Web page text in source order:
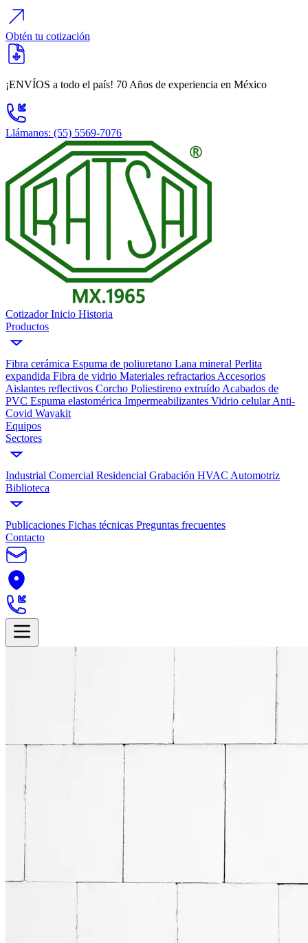
Obtén tu cotización
¡ENVÍOS a todo el país! 70 Años de experiencia en México
Llámanos: (55) 5569-7076
CotizadorInicio Historia
Productos
Fibra cerámica Espuma de poliuretano Lana mineral Perlita
expandida Fibra de vidrio Materiales refractarios Accesorios
Aislantes reflectivos Corcho Poliestireno extruído Acabados de
PVC Espuma elastomérica Impermeabilizantes Vidrio celularAnti-
Covid Wayakit
Equipos
Sectores
Industrial Comercial Residencial Grabación HVAC Automotriz
Biblioteca
Publicaciones Fichas técnicas Preguntas frecuentes
Contacto
Inicio
Ver todos los sectores